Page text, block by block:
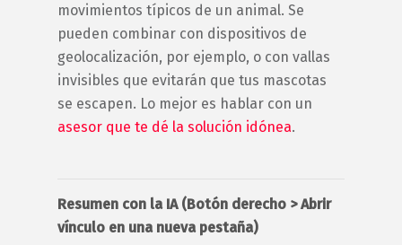
movimientos típicos de un animal. Se
pueden combinar con dispositivos de
geolocalización, por ejemplo, o con vallas
invisibles que evitarán que tus mascotas
se escapen. Lo mejor es hablar con un
asesor que te dé la solución idónea.
Resumen con la IA (Botón derecho > Abrir
vínculo en una nueva pestaña)